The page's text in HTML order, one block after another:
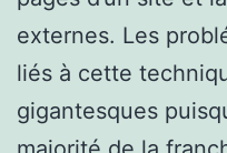
externes. Les
liés à cette
gigantesques